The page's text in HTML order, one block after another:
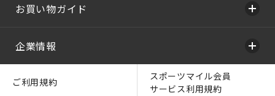
お買い物ガイド
企業情報
ご利用規約
スポーツマイル会員
サービス利用規約